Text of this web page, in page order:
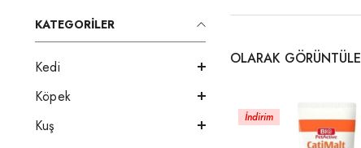
KATEGORILER
Kedi
Köpek
Kuş
OLARAK GÖRÜNTÜLE
İndirim